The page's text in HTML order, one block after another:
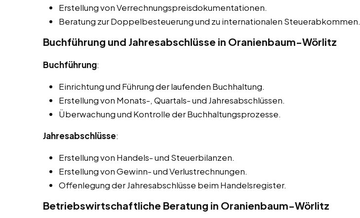
Erstellung von Verrechnungspreisdokumentationen.
Beratung zur Doppelbesteuerung und zu internationalen Steuerabkommen.
Buchführung und Jahresabschlüsse in Oranienbaum-Wörlitz
Buchführung:
Einrichtung und Führung der laufenden Buchhaltung.
Erstellung von Monats-, Quartals- und Jahresabschlüssen.
Überwachung und Kontrolle der Buchhaltungsprozesse.
Jahresabschlüsse:
Erstellung von Handels- und Steuerbilanzen.
Erstellung von Gewinn- und Verlustrechnungen.
Offenlegung der Jahresabschlüsse beim Handelsregister.
Betriebswirtschaftliche Beratung in Oranienbaum-Wörlitz